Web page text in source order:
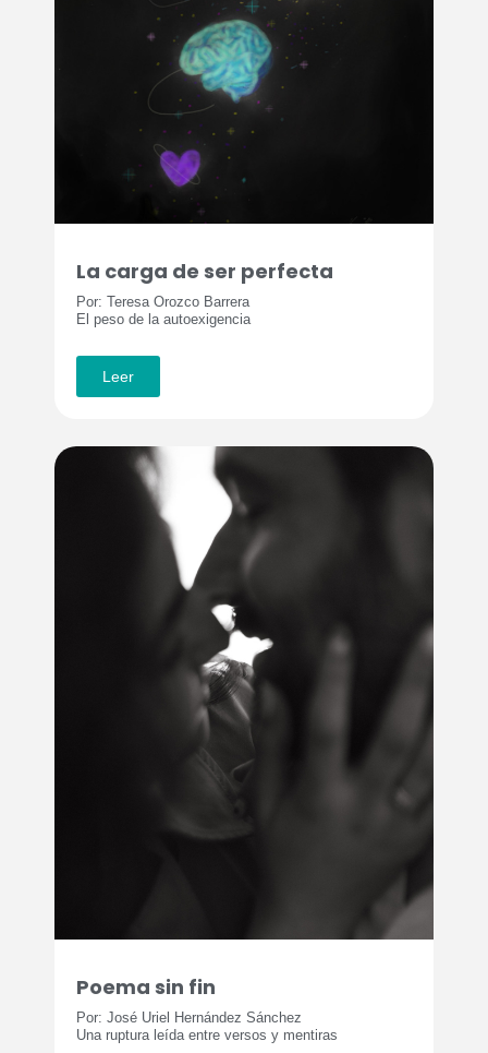
La carga de ser perfecta
Por: Teresa Orozco Barrera
El peso de la autoexigencia
Leer
Poema sin fin
Por: José Uriel Hernández Sánchez
Una ruptura leída entre versos y mentiras